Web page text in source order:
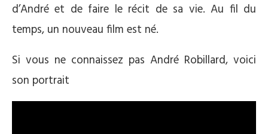
d’André et de faire le récit de sa vie. Au fil du
temps, un nouveau film est né.
Si vous ne connaissez pas André Robillard, voici
son portrait